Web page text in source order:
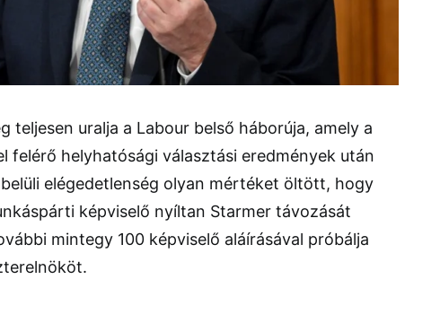
teljesen uralja a Labour belső háborúja, amely a
felérő helyhatósági választási eredmények után
elégedetlenség olyan mértéket öltött, hogy
képviselő nyíltan Starmer távozását
mintegy 100 képviselő aláírásával próbálja